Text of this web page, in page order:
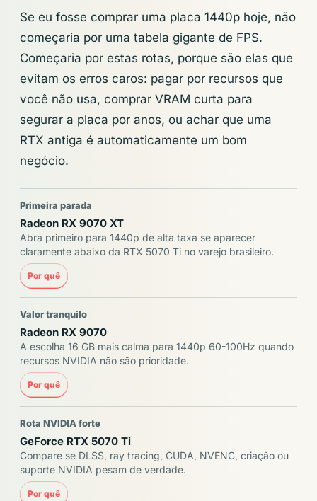
Se eu fosse comprar uma placa 1440p hoje, não
começaria por uma tabela gigante de FPS.
Começaria por estas rotas, porque são elas que
evitam os erros caros: pagar por recursos que
você não usa, comprar VRAM curta para
segurar a placa por anos, ou achar que uma
RTX antiga é automaticamente um bom
negócio.
Primeira parada
Radeon RX 9070 XT
Abra primeiro para 1440p de alta taxa se aparecer
claramente abaixo da RTX 5070 Ti no varejo brasileiro.
Por quê
Valor tranquilo
Radeon RX 9070
A escolha 16 GB mais calma para 1440p 60-100Hz quando
recursos NVIDIA não são prioridade.
Por quê
Rota NVIDIA forte
GeForce RTX 5070 Ti
Compare se DLSS, ray tracing, CUDA, NVENC, criação ou
suporte NVIDIA pesam de verdade.
Por quê